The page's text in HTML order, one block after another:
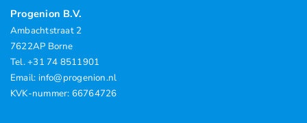
Progenion B.V.
Ambachtstraat 2
7622AP Borne
Tel. +31 74 8511901
Email: info@progenion.nl
KVK-nummer: 66764726